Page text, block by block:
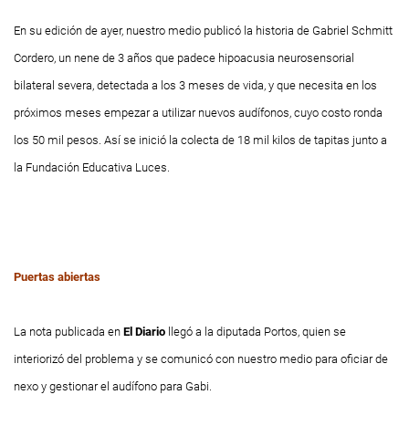
En su edición de ayer, nuestro medio publicó la historia de Gabriel Schmitt
Cordero, un nene de 3 años que padece hipoacusia neurosensorial
bilateral severa, detectada a los 3 meses de vida, y que necesita en los
próximos meses empezar a utilizar nuevos audífonos, cuyo costo ronda
los 50 mil pesos. Así se inició la colecta de 18 mil kilos de tapitas junto a
la Fundación Educativa Luces.
Puertas abiertas
La nota publicada en El Diario llegó a la diputada Portos, quien se
interiorizó del problema y se comunicó con nuestro medio para oficiar de
nexo y gestionar el audífono para Gabi.